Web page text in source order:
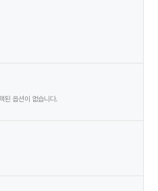
된 옵션이 없습니다.